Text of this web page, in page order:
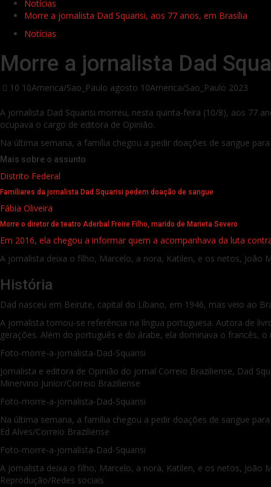
Notícias
Morre a jornalista Dad Squarisi, aos 77 anos, em Brasília
Notícias
Morre a jornalista Dad
10 10America/Sao_Paulo agosto 10America/Sao_Paulo 2023
A jornalista Dad Squarisi morreu, nesta quinta-feira (10/8), aos 77
ocupava o cargo de editora de Opinião.
Na última semana, a família chegou a pedir doações de sangue
Mais sobre o assunto
Distrito Federal
Familiares da jornalista Dad Squarisi pedem doação de sangue
Fábia Oliveira
Morre o diretor de teatro Aderbal Freire Filho, marido de Marieta Severo
Em 2016, ela chegou a informar quem a acompanhava da luta
A jornalista deixa o filho, Marcelo, a nora, Katilen, e os netos, João
História
Dad nasceu em Beirute, capital do Líbano, em 1946, mas veio ao
A jornalista tornou-se referência na língua portuguesa. Autora de
gerações. Além do português e do árabe, ela dominava o francês, o
Foto-morre-a-jornalista-Dad-Squarisi
Jornalista e editora de Opinião do jornal Correio Braziliense, Dad
Minervino Junior/Correio Braziliense
Foto-morre-a-jornalista-Dad-Squarisi
Na última semana, a família chegou a pedir doações de sangue
Ed Alves/Correio Braziliense
Foto-morre-a-jornalista-Dad-Squarisi
A jornalista deixa o filho, Marcelo, a nora, Katilen, e os netos, João
Reprodução/Redes sociais